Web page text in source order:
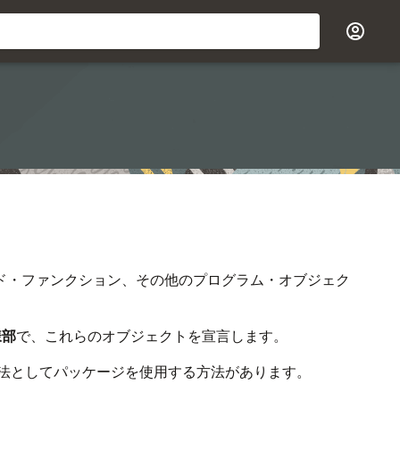
ファンクション、その他のプログラム・オブジェク
で、これらのオブジェクトを宣言します。
してパッケージを使用する方法があります。